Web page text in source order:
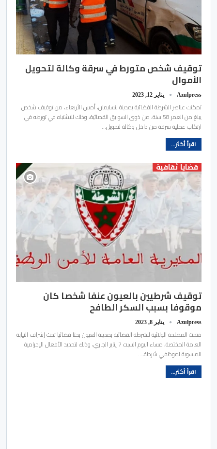
توقيف شخص متورط في سرقة وكالة لتحويل
الأموال
Azulpress يناير 12, 2023
تمكنت عناصر الشرطة القضائية بمدينة بنسليمان، أمس الأربعاء، من توقيف شخص
يبلغ من العمر 58 سنة، من ذوي السوابق القضائية، وذلك للاشتباه في تورطه في
ارتكاب عملية سرقة من داخل وكالة لتحويل…
اقرأ أكثر...
قضايا ثقافية
توقيف شرطيين بالعيون عنفا شخصا كان
موقوفا بسبب السكر الطافح
Azulpress يناير 8, 2023
فتحت المصلحة الولائية للشرطة القضائية بمدينة العيون بحثا قضائيا تحت إشراف النيابة
العامة المختصة، مساء اليوم السبت 7 يناير الجاري، وذلك لتحديد الأفعال الإجرامية
المنسوبة لموظفي شرطة،…
اقرأ أكثر...